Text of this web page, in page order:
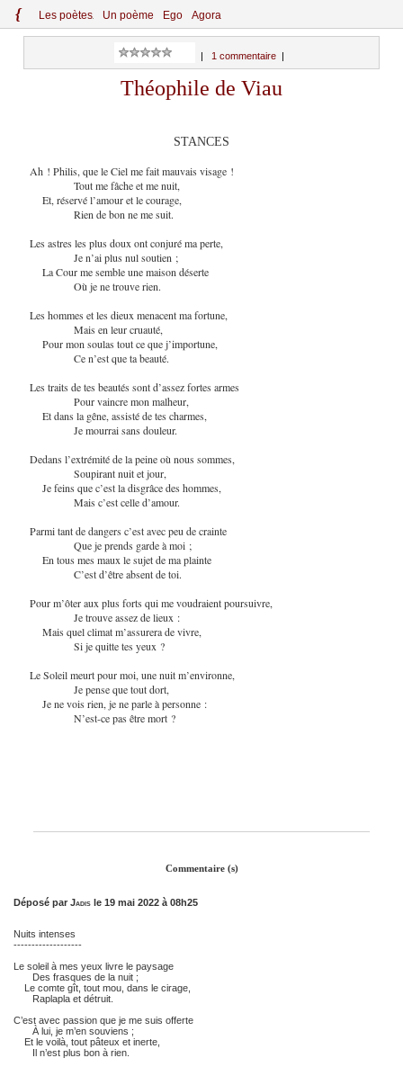
{ Les poètes Un poème Ego Agora
1 commentaire|
Théophile de Viau
STANCES
Ah ! Philis, que le Ciel me fait mauvais visage !
Tout me fâche et me nuit,
Et, réservé l’amour et le courage,
Rien de bon ne me suit.
Les astres les plus doux ont conjuré ma perte,
Je n’ai plus nul soutien ;
La Cour me semble une maison déserte
Où je ne trouve rien.
Les hommes et les dieux menacent ma fortune,
Mais en leur cruauté,
Pour mon soulas tout ce que j’importune,
Ce n’est que ta beauté.
Les traits de tes beautés sont d’assez fortes armes
Pour vaincre mon malheur,
Et dans la gêne, assisté de tes charmes,
Je mourrai sans douleur.
Dedans l’extrémité de la peine où nous sommes,
Soupirant nuit et jour,
Je feins que c’est la disgrâce des hommes,
Mais c’est celle d’amour.
Parmi tant de dangers c’est avec peu de crainte
Que je prends garde à moi ;
En tous mes maux le sujet de ma plainte
C’est d’être absent de toi.
Pour m’ôter aux plus forts qui me voudraient poursuivre,
Je trouve assez de lieux :
Mais quel climat m’assurera de vivre,
Si je quitte tes yeux ?
Le Soleil meurt pour moi, une nuit m’environne,
Je pense que tout dort,
Je ne vois rien, je ne parle à personne :
N’est-ce pas être mort ?
Commentaire (s)
Déposé par Jadis le 19 mai 2022 à 08h25
Nuits intenses
-------------------
Le soleil à mes yeux livre le paysage
Des frasques de la nuit ;
Le comte gît, tout mou, dans le cirage,
Raplapla et détruit.
C’est avec passion que je me suis offerte
À lui, je m’en souviens ;
Et le voilà, tout pâteux et inerte,
Il n’est plus bon à rien.